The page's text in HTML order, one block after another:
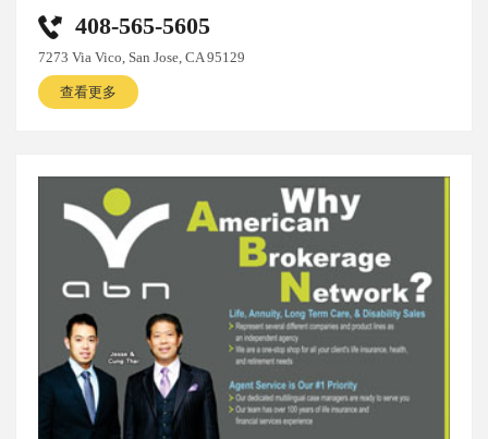
408-565-5605
7273 Via Vico, San Jose, CA 95129
查看更多